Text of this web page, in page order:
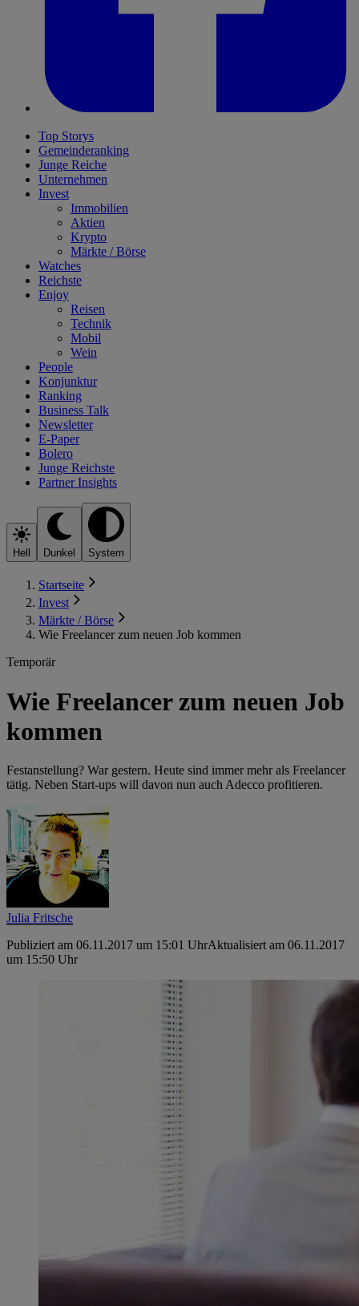
Top Storys
Gemeinderanking
Junge Reiche
Unternehmen
Invest
Immobilien
Aktien
Krypto
Märkte / Börse
Watches
Reichste
Enjoy
Reisen
Technik
Mobil
Wein
People
Konjunktur
Ranking
Business Talk
Newsletter
E-Paper
Bolero
Junge Reichste
Partner Insights
Hell Dunkel System
Startseite
Invest
Märkte / Börse
Wie Freelancer zum neuen Job kommen
Temporär
Wie Freelancer zum neuen Job
kommen
Festanstellung? War gestern. Heute sind immer mehr als Freelancer
tätig. Neben Start-ups will davon nun auch Adecco profitieren.
Julia Fritsche
Publiziert am 06.11.2017 um 15:01 UhrAktualisiert am 06.11.2017
um 15:50 Uhr